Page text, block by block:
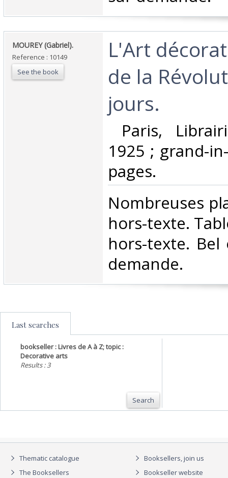
‎MOUREY (Gabriel).‎
Reference : 10149
See the book
‎L'Art
de la
jours.‎
Paris,
1925 ; grand-
pages. ‎
‎Nombreuses
hors-texte.
hors-texte. Bel
demande.‎
Last searches
bookseller : Livres de A à Z; topic :
Decorative arts
Results : 3
Search
Thematic catalogue
The Booksellers
Booksellers, join us
Bookseller website